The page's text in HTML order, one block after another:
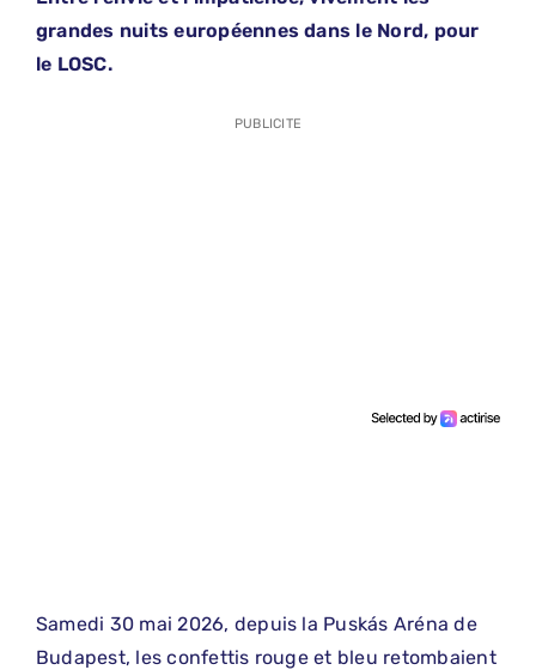
grandes nuits européennes dans le Nord, pour
le LOSC.
PUBLICITE
Samedi 30 mai 2026, depuis la Puskás Aréna de
Budapest, les confettis rouge et bleu retombaient